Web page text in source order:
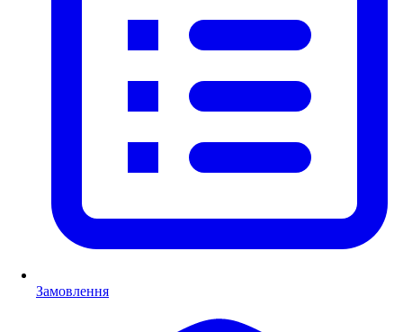
Замовлення